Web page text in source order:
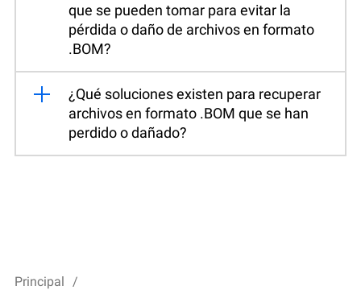
que se pueden tomar para evitar la
pérdida o daño de archivos en formato
.BOM?
¿Qué soluciones existen para recuperar
archivos en formato .BOM que se han
perdido o dañado?
Principal